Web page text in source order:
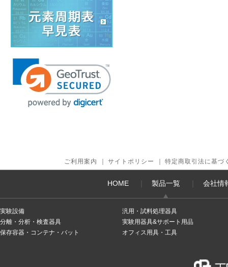
ご利用案内 サイトポリシー 特定商取引法に基づ
HOME 製品一覧 会社情
実験設備
汎用・試料処理器具
分離・分析・検査器具
実験用器具&サポート用品
保存容器・コンテナ・バット
オフィス用具・工具